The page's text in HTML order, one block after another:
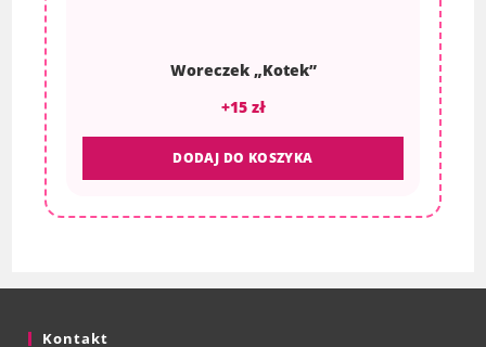
Woreczek „Kotek”
+15 zł
DODAJ DO KOSZYKA
Kontakt